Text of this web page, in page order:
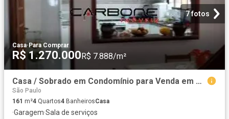
7 fotos
Casa·Para Comprar
R$ 1.270.000R$ 7.888/m²
Casa / Sobrado em Condomínio para Venda em São Paulo/SP Alto da Mooca 4 Quartos
São Paulo
161 m²4 Quartos4 BanheirosCasa
·Garagem·Sala de serviços